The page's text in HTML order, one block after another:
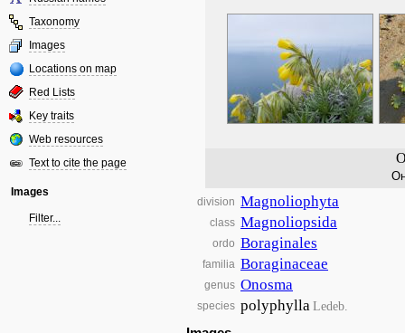
Taxonomy
Images
Locations on map
Red Lists
Key traits
Web resources
Text to cite the page
Images
Filter...
division Magnoliophyta
class Magnoliopsida
ordo Boraginales
familia Boraginaceae
genus Onosma
species polyphyllaLedeb.